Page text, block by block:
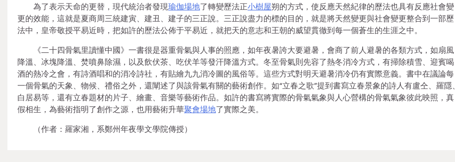
為了表示天命的更替，現代統治者發現瑜伽場地了轉變歷法正小樹屋朔的方式，使反應天然紀律的歷法也具有反應社會變
更的效能，這就是夏商周三統建寅、建丑、建子的三正說。三正說盡力的標的目的，就是將天然變更與社會變更整合到一部歷
法中，皇帝敬授平易近時，把如許的歷法公佈于平易近，就把天的意志和王朝的威望貫徹到每一個蒼生的生涯之中。
《二十四骨氣里讀懂中國》一書很是器重骨氣與人事的照應，如年夜暑誇大要避暑，會商了前人避暑的各類方式，如扇風
降溫、冰塊降溫、焚噴鼻除濕，以及飲伏茶、吃伏羊等發汗降溫方式。冬至骨氣則先容了熱冬消冷方式，有掃除積雪、迎賓喝
酒的熱冷之會，有詩酒唱和的消冷詩社，有貼繪九九消冷圖的風俗等。這些方式對明天避暑消冷仍有實際意義。書中在議論每
一個骨氣的天象、物候、禮俗之外，還闡述了與該骨氣有關的藝術創作。如“立春之歌”提到書寫立春景象的詩人有盧仝、羅隱、
白居易等，還有立春題材的片子、繪畫、音樂等藝術作品。如許的書寫將實際的骨氣氣象與人心營構的骨氣氣象彼此映照，真
假相生，為藝術指明了創作之源，也用藝術升華聚會場地了實際之美。
（作者：羅家湘，系鄭州年夜學文學院傳授）